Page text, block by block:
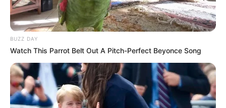
Tampil Lebih Modern, 7 Potret
Hasil Renovasi Rumah Berusia
90 Tahun
BUZZ DAY
Watch This Parrot Belt Out A Pitch-Perfect Beyonce Song